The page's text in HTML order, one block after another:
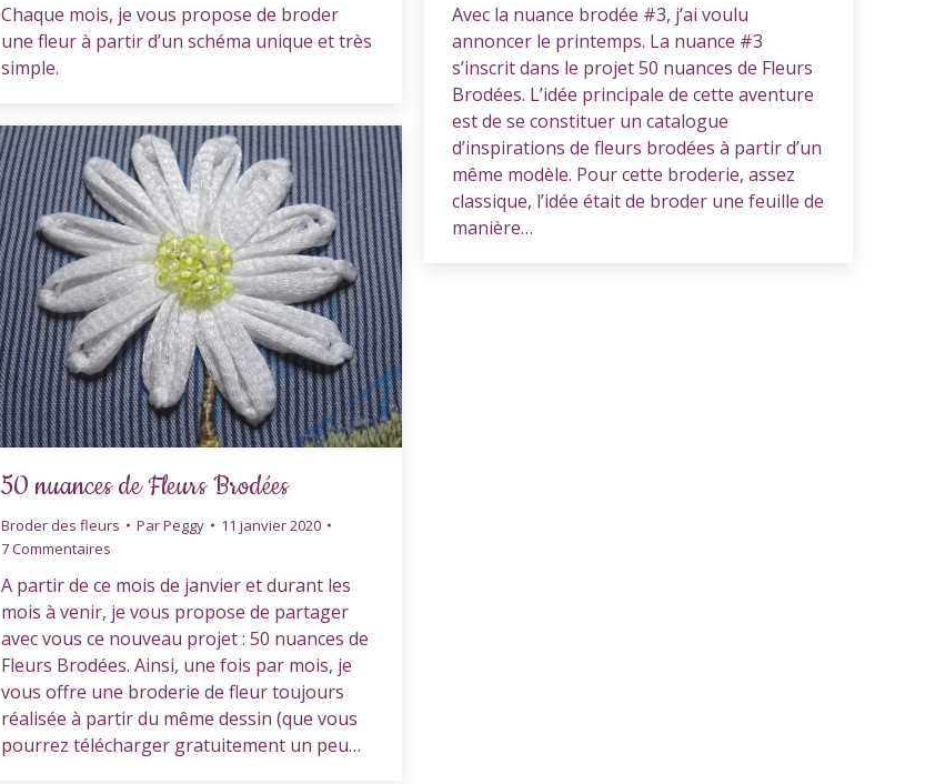
Chaque mois, je vous propose de broder
une fleur à partir d’un schéma unique et très
simple.
Avec la nuance brodée #3, j’ai voulu
annoncer le printemps. La nuance #3
s’inscrit dans le projet 50 nuances de Fleurs
Brodées. L’idée principale de cette aventure
est de se constituer un catalogue
d’inspirations de fleurs brodées à partir d’un
même modèle. Pour cette broderie, assez
classique, l’idée était de broder une feuille de
manière…
50 nuances de Fleurs Brodées
Broder des fleurs ParPeggy
11 janvier 2020
7 Commentaires
A partir de ce mois de janvier et durant les
mois à venir, je vous propose de partager
avec vous ce nouveau projet : 50 nuances de
Fleurs Brodées. Ainsi, une fois par mois, je
vous offre une broderie de fleur toujours
réalisée à partir du même dessin (que vous
pourrez télécharger gratuitement un peu…